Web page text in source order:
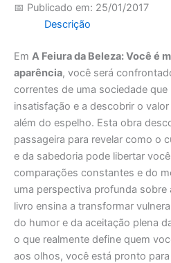
📅 Publicado em: 25/01/2017
Descrição
Em A Feiura da Beleza: Você é
aparência, você será
correntes de uma sociedade que
insatisfação e a descobrir o
além do espelho. Esta obra
passageira para revelar como o
e da sabedoria pode libertar
comparações constantes e do
uma perspectiva profunda sobre
livro ensina a transformar
do humor e da aceitação plena
o que realmente define quem
aos olhos, você está pronto